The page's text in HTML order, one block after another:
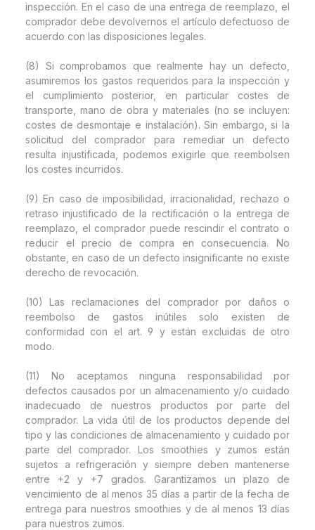
inspección. En el caso de una entrega de reemplazo, el
comprador debe devolvernos el artículo defectuoso de
acuerdo con las disposiciones legales.
(8) Si comprobamos que realmente hay un defecto,
asumiremos los gastos requeridos para la inspección y
el cumplimiento posterior, en particular costes de
transporte, mano de obra y materiales (no se incluyen:
costes de desmontaje e instalación). Sin embargo, si la
solicitud del comprador para remediar un defecto
resulta injustificada, podemos exigirle que reembolsen
los costes incurridos.
(9) En caso de imposibilidad, irracionalidad, rechazo o
retraso injustificado de la rectificación o la entrega de
reemplazo, el comprador puede rescindir el contrato o
reducir el precio de compra en consecuencia. No
obstante, en caso de un defecto insignificante no existe
derecho de revocación.
(10) Las reclamaciones del comprador por daños o
reembolso de gastos inútiles solo existen de
conformidad con el art. 9 y están excluidas de otro
modo.
(11) No aceptamos ninguna responsabilidad por
defectos causados por un almacenamiento y/o cuidado
inadecuado de nuestros productos por parte del
comprador. La vida útil de los productos depende del
tipo y las condiciones de almacenamiento y cuidado por
parte del comprador. Los smoothies y zumos están
sujetos a refrigeración y siempre deben mantenerse
entre +2 y +7 grados. Garantizamos un plazo de
vencimiento de al menos 35 días a partir de la fecha de
entrega para nuestros smoothies y de al menos 13 días
para nuestros zumos.